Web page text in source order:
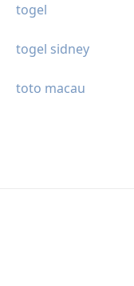
togel
togel sidney
toto macau